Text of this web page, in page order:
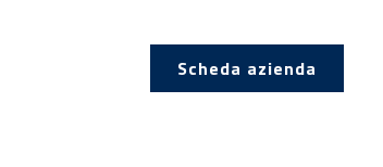
Scheda azienda